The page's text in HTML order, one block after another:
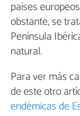
países
obstante, se
Península
natural.
Para ver más
de este otro
endémicas de